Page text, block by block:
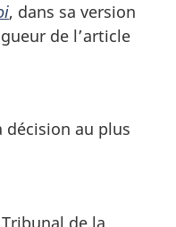
, dans sa version
de l’article
décision au plus
de la